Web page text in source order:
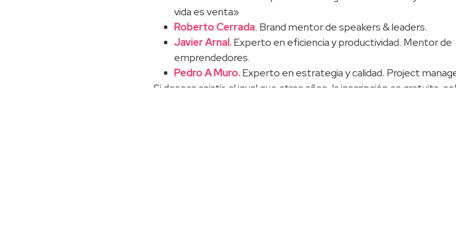
vida es venta»
Roberto Cerrada. Brand mentor de speakers & leaders.
Javier Arnal.Experto en eficiencia y productividad. Mentor de
emprendedores.
Pedro A Muro.Experto en estrategia y calidad. Project
Si deseas asistir, al igual que otros años, la inscripción es gratuita,